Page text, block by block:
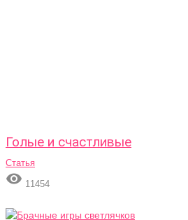
Голые и счастливые
Статья
 11454